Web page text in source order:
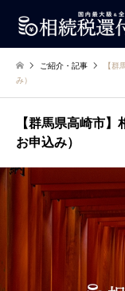
ご紹介・記事
【群
み）
【群馬県高崎市
お申込み）